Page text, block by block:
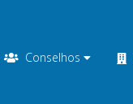
Conselhos